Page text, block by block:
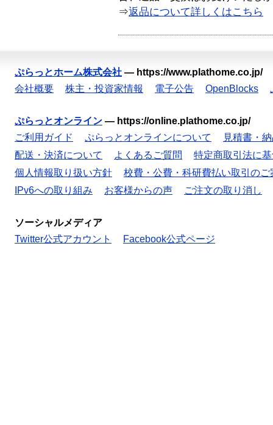
⇒返品について詳しくはこちら
ぷらっとホーム株式会社 — https://www.plathome.co.jp/
会社概要
株主・投資家情報 電子公告 OpenBlocks
ぷらっとオンライン — https://online.plathome.co.jp/
ご利用ガイド
ぷらっとオンラインについて
見積書・
配送・決済について
よくあるご質問
特定商取引法に
個人情報取り扱い方針
校費・公費・科研費払い取引のご
IPv6への取り組み
お客様からの声 ご注文の取り消し
ソーシャルメディア
Twitter公式アカウント
Facebook公式ページ